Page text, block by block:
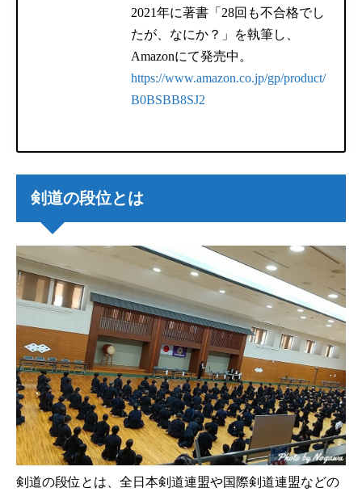
2021年に著書「28回も不合格でし
たが、なにか？」を執筆し、
Amazonにて発売中。
https://www.amazon.co.jp/gp/product/
B0BSBB8SJ2
剣道の段位とは
剣道の段位とは、全日本剣道連盟や国際剣道連盟などの